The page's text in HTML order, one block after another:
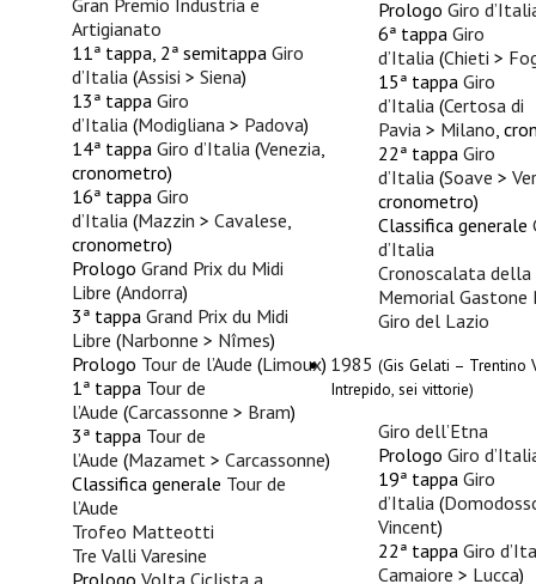
Artigianato
11ª tappa, 2ª semitappa Giro
d’Italia (Assisi > Siena)
13ª tappa Giro
d’Italia (Modigliana > Padova)
14ª tappa Giro d’Italia (Venezia
cronometro)
16ª tappa Giro
d’Italia (Mazzin > Cavalese
cronometro)
Prologo Grand Prix du Midi
Libre (Andorra)
3ª tappa Grand Prix du Midi
Libre (Narbonne > Nîmes)
Prologo Tour de l’Aude (Limoux)
1ª tappa Tour de
l’Aude (Carcassonne > Bram)
3ª tappa Tour de
l’Aude (Mazamet > Carcassonne)
Classifica generale Tour de
l’Aude
Trofeo Matteotti
Tre Valli Varesine
Prologo Volta Ciclista a
Prologo Giro
6ª tappa Giro
d’Italia (Chieti >
15ª tappa Giro
d’Italia (Certosa di
Pavia > Milano ,
22ª tappa Giro
d’Italia (Soave >
cronometro)
Classifica generale
d’Italia
Cronoscalata
Memorial Gastone
Giro del Lazio
1985 (Gis Gelati – Trentino
Intrepido, sei vittorie)
Giro dell’Etna
Prologo Giro
19ª tappa Giro
d’Italia (
Vincent)
22ª tappa Giro
Camaiore > Lucca)